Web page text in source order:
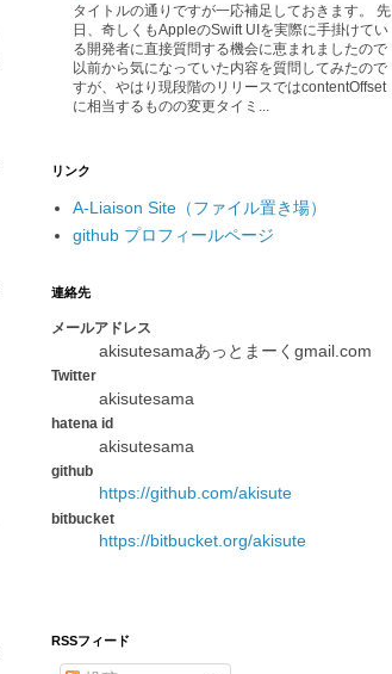
タイトルの通りですが一応補足しておきます。 先
日、奇しくもAppleのSwift UIを実際に手掛けてい
る開発者に直接質問する機会に恵まれましたので
以前から気になっていた内容を質問してみたので
すが、やはり現段階のリリースではcontentOffset
に相当するものの変更タイミ...
リンク
A-Liaison Site（ファイル置き場）
github プロフィールページ
連絡先
メールアドレス
akisutesamaあっとまーくgmail.com
Twitter
akisutesama
hatena id
akisutesama
github
https://github.com/akisute
bitbucket
https://bitbucket.org/akisute
RSSフィード